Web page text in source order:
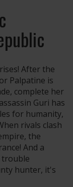
After the
Palpatine is
complete her
Guri has
for humanity,
rivals clash
the
And a
trouble
hunter, it's